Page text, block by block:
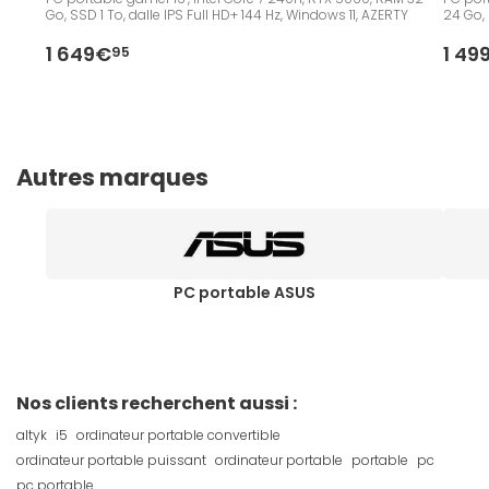
Go, SSD 1 To, dalle IPS Full HD+ 144 Hz, Windows 11, AZERTY
1 649€95
24 Go,
1
Autres marques
PC portable ASUS
Nos clients recherchent aussi :
altyk i5 ordinateur portable convertible
ordinateur portable puissant ordinateur portable portable pc
pc portable